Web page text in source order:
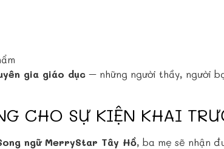
gia giáo dục – những người thầy, người
CHO SỰ KIỆN KHAI
ngữ MerryStar Tây Hồ, ba mẹ sẽ nhận